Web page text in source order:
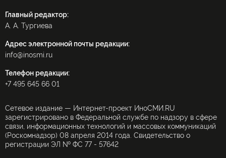
Главный редактор:
А. А. Тургиева
Адрес электронной почты редакции:
info@inosmi.ru
Телефон редакции:
+7 495 645 66 01
Сетевое издание — Интернет-проект ИноСМИ.RU
зарегистрировано в Федеральной службе по надзору в сфере
связи, информационных технологий и массовых коммуникаций
(Роскомнадзор) 08 апреля 2014 года. Свидетельство о
регистрации ЭЛ № ФС 77 - 57642